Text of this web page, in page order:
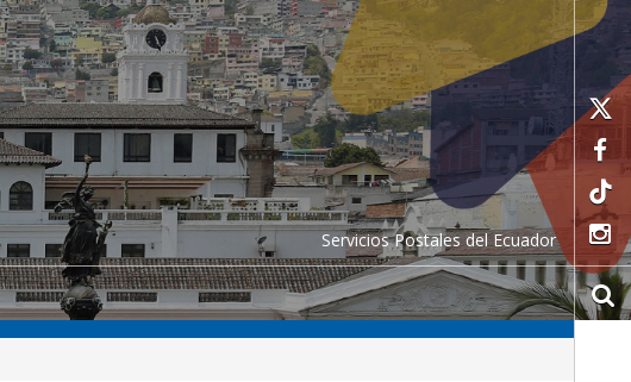
Servicios Postales del Ecuador